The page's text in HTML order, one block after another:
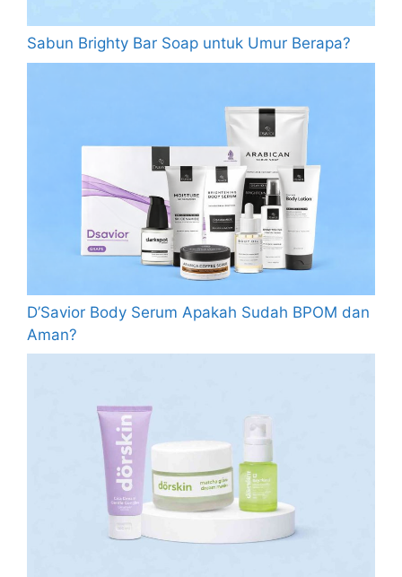
Sabun Brighty Bar Soap untuk Umur Berapa?
D’Savior Body Serum Apakah Sudah BPOM dan
Aman?